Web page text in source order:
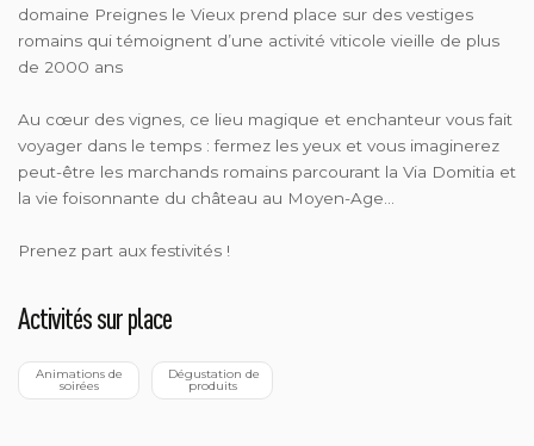
domaine Preignes le Vieux prend place sur des vestiges
romains qui témoignent d’une activité viticole vieille de plus
de 2000 ans
Au cœur des vignes, ce lieu magique et enchanteur vous fait
voyager dans le temps : fermez les yeux et vous imaginerez
peut-être les marchands romains parcourant la Via Domitia et
la vie foisonnante du château au Moyen-Age…
Prenez part aux festivités !
Activités sur place
soirées produits